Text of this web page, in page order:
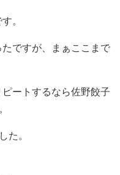
。
ですが、まぁここまで
ートするなら佐野餃子
た。